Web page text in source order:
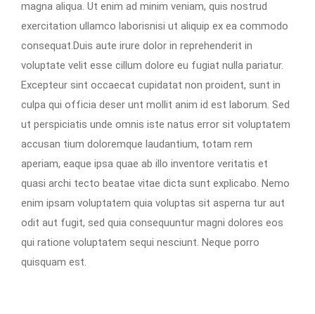
magna aliqua. Ut enim ad minim veniam, quis nostrud
exercitation ullamco laborisnisi ut aliquip ex ea commodo
consequat.Duis aute irure dolor in reprehenderit in
voluptate velit esse cillum dolore eu fugiat nulla pariatur.
Excepteur sint occaecat cupidatat non proident, sunt in
culpa qui officia deser unt mollit anim id est laborum. Sed
ut perspiciatis unde omnis iste natus error sit voluptatem
accusan tium doloremque laudantium, totam rem
aperiam, eaque ipsa quae ab illo inventore veritatis et
quasi archi tecto beatae vitae dicta sunt explicabo. Nemo
enim ipsam voluptatem quia voluptas sit asperna tur aut
odit aut fugit, sed quia consequuntur magni dolores eos
qui ratione voluptatem sequi nesciunt. Neque porro
quisquam est.